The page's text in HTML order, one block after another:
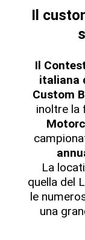
Il
Il
italiana
Custom
inoltre la
La
quella del
le
una